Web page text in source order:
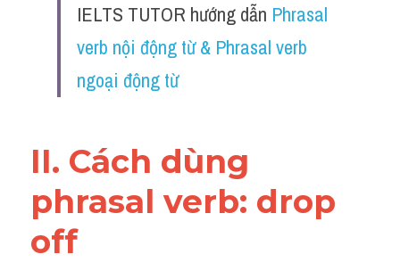
Reading
Vocabulary
IELTS TUTOR hướng dẫn Phrasal
verb nội động từ & Phrasal verb
ngoại động từ
II. Cách dùng
phrasal verb: drop
off